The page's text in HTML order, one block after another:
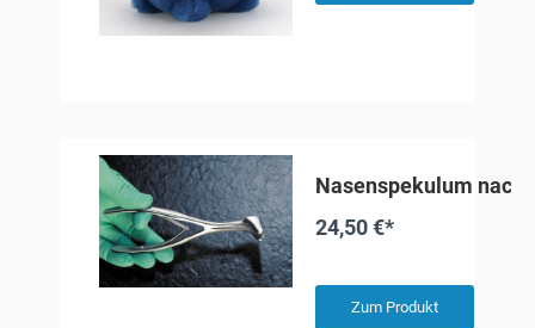
Nasenspekulum nach
24,50 €*
Zum Produkt